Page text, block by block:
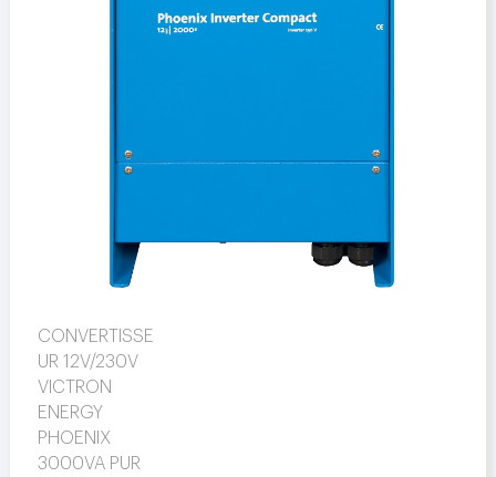
CONVERTISSE
UR 12V/230V
VICTRON
ENERGY
PHOENIX
3000VA PUR